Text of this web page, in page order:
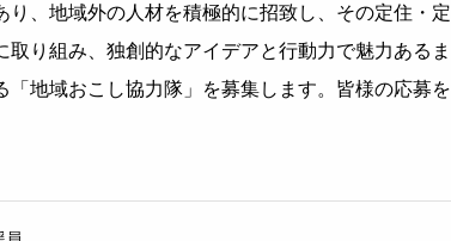
、地域外の人材を積極的に招致し、その定住・定
り組み、独創的なアイデアと行動力で魅力あるま
地域おこし協力隊」を募集します。皆様の応募を